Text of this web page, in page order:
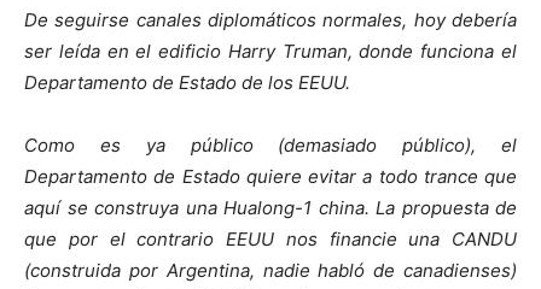
De seguirse canales diplomáticos normales, hoy debería
ser leída en el edificio Harry Truman, donde funciona el
Departamento de Estado de los EEUU.
Como es ya público (demasiado público), el
Departamento de Estado quiere evitar a todo trance que
aquí se construya una Hualong-1 china. La propuesta de
que por el contrario EEUU nos financie una CANDU
(construida por Argentina, nadie habló de canadienses)